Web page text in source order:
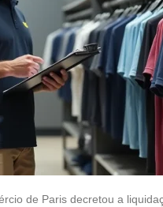
de Paris decretou a